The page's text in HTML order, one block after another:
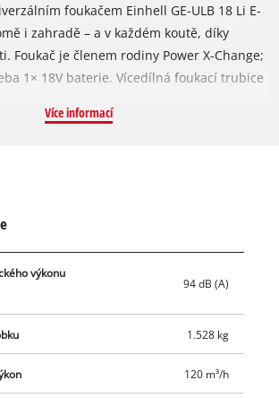
foukačem Einhell GE-ULB 18 Li E-
i zahradě – a v každém koutě, díky
Foukač je členem rodiny Power X-Change;
1× 18V baterie. Vícedílná foukací trubice
trubicí, dílenský foukač se střední trubicí
uložení. Součástí dodávky jsou
Více informací
výkonu
94 dB (A)
1.528 kg
120 m³/h